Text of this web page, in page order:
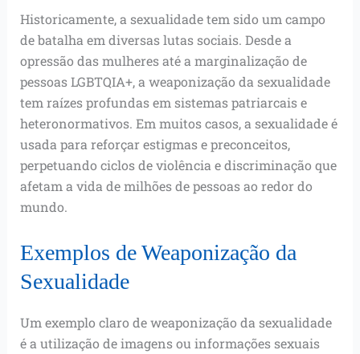
Historicamente, a sexualidade tem sido um campo
de batalha em diversas lutas sociais. Desde a
opressão das mulheres até a marginalização de
pessoas LGBTQIA+, a weaponização da sexualidade
tem raízes profundas em sistemas patriarcais e
heteronormativos. Em muitos casos, a sexualidade é
usada para reforçar estigmas e preconceitos,
perpetuando ciclos de violência e discriminação que
afetam a vida de milhões de pessoas ao redor do
mundo.
Exemplos de Weaponização da
Sexualidade
Um exemplo claro de weaponização da sexualidade
é a utilização de imagens ou informações sexuais